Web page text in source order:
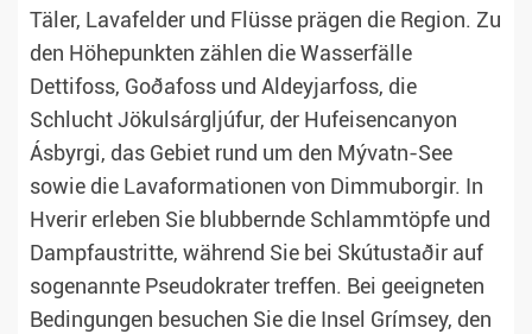
Täler, Lavafelder und Flüsse prägen die Region. Zu
den Höhepunkten zählen die Wasserfälle
Dettifoss, Goðafoss und Aldeyjarfoss, die
Schlucht Jökulsárgljúfur, der Hufeisencanyon
Ásbyrgi, das Gebiet rund um den Mývatn-See
sowie die Lavaformationen von Dimmuborgir. In
Hverir erleben Sie blubbernde Schlammtöpfe und
Dampfaustritte, während Sie bei Skútustaðir auf
sogenannte Pseudokrater treffen. Bei geeigneten
Bedingungen besuchen Sie die Insel Grímsey, den